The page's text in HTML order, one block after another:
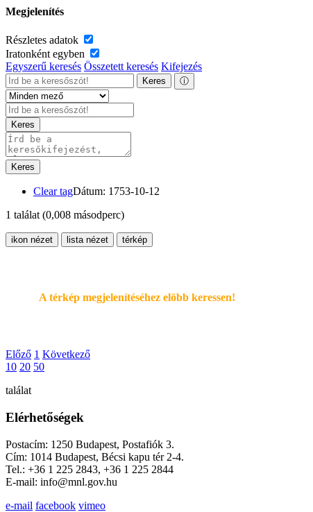
Megjelenítés
Részletes adatok
Iratonként egyben
Egyszerű keresés Összetett keresés Kifejezés
Keres ⓘ
Keres
Keres
Clear tagDátum: 1753-10-12
1 találat(0,008 másodperc)
ikon nézet lista nézet térkép
A térkép megjelenítéséhez elöbb keressen!
Előző 1 Következő
10 20 50
találat
Elérhetőségek
Postacím: 1250 Budapest, Postafiók 3.
Cím: 1014 Budapest, Bécsi kapu tér 2-4.
Tel.: +36 1 225 2843, +36 1 225 2844
E-mail: info@mnl.gov.hu
e-mail facebook vimeo